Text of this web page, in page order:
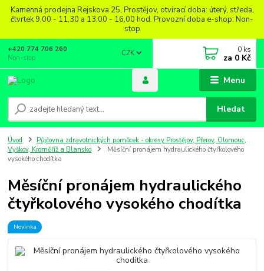
Kamenná prodejna Rejskova 25, Prostějov, otvírací doba: úterý, středa,
čtvrtek 9,00 - 11,30 a 13,00 - 16,00 hod. Provozní doba e-shop: Non-
stop
Menu
CZK
Hledat
+420 774 706 260
Non-stop
0 ks
za 0 Kč
Úvod
Půjčovna zdravotnických pomůcek - okresy Prostějov, Přerov, Olomouc,
Vyškov, Kroměříž a Blansko
Měsíční pronájem hydraulického čtyřkolového
vysokého chodítka
Měsíční pronájem hydraulického
čtyřkolového vysokého chodítka
Novinka